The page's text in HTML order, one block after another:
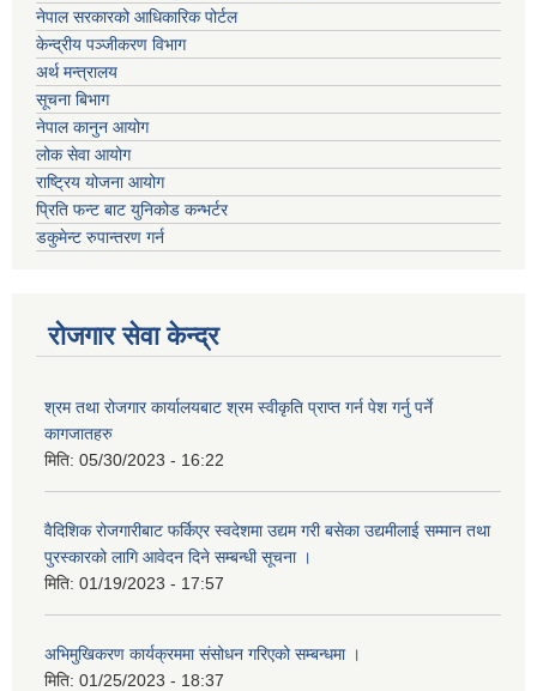
नेपाल सरकारको आधिकारिक पोर्टल
केन्द्रीय पञ्जीकरण विभाग
अर्थ मन्त्रालय
सूचना बिभाग
नेपाल कानुन आयोग
लोक सेवा आयोग
राष्ट्रिय योजना आयोग
प्रिति फन्ट बाट युनिकोड कन्भर्टर
डकुमेन्ट रुपान्तरण गर्न
रोजगार सेवा केन्द्र
श्रम तथा रोजगार कार्यालयबाट श्रम स्वीकृति प्राप्त गर्न पेश गर्नु पर्ने
कागजातहरु
मिति: 05/30/2023 - 16:22
वैदिशिक रोजगारीबाट फर्किएर स्वदेशमा उद्यम गरी बसेका उद्यमीलाई सम्मान तथा
पुरस्कारको लागि आवेदन दिने सम्बन्धी सूचना ।
मिति: 01/19/2023 - 17:57
अभिमुखिकरण कार्यक्रममा संसोधन गरिएको सम्बन्धमा ।
मिति: 01/25/2023 - 18:37